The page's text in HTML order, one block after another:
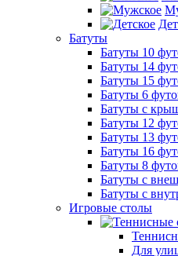
Батуты
Батуты 10
Батуты 14
Батуты 15
Батуты 6
Батуты с
Батуты 12
Батуты 13
Батуты 16
Батуты 8
Батуты с
Батуты с
Игровые столы
Для